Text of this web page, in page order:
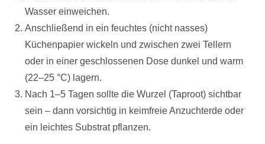
Wasser einweichen.
Anschließend in ein feuchtes (nicht nasses)
Küchenpapier wickeln und zwischen zwei Tellern
oder in einer geschlossenen Dose dunkel und warm
(22–25 °C) lagern.
Nach 1–5 Tagen sollte die Wurzel (Taproot) sichtbar
sein – dann vorsichtig in keimfreie Anzuchterde oder
ein leichtes Substrat pflanzen.